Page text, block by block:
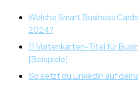
Welche Smart Business
2024?
11 Visitenkarten-Titel für
[Beispiele]
So setzt du LinkedIn auf